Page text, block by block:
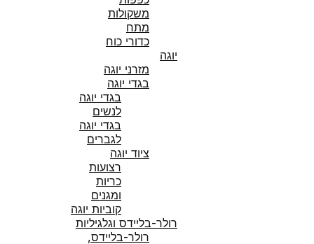
משקולות
מתח
כדורי כוח
יוגה
מזרני יוגה
בגדי יוגה
בגדי יוגה
לנשים
בגדי יוגה
לגברים
ציוד יוגה
רצועות
כריות
ומגנים
קוביות יוגה
רולר-בליידס וגלגיליות
רולר-בליידס,